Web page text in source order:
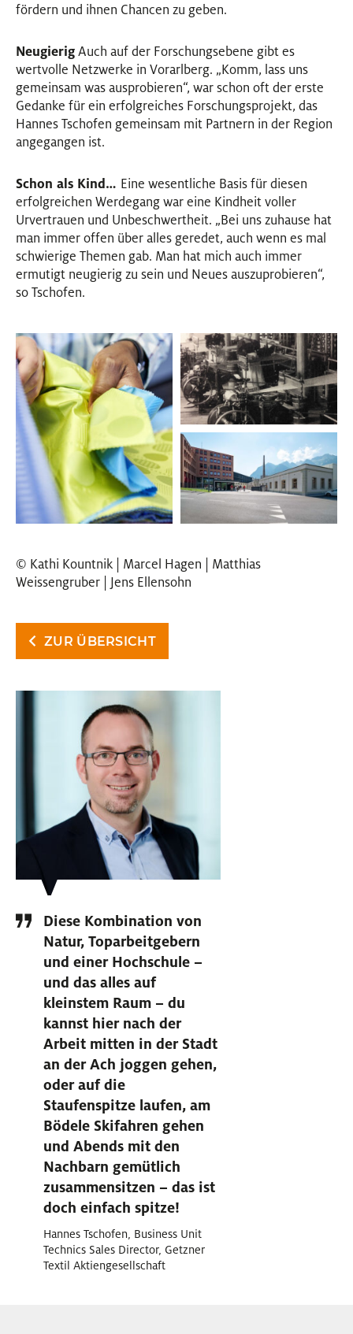
fördern und ihnen Chancen zu geben.
NeugierigAuch auf der Forschungsebene gibt es
wertvolle Netzwerke in Vorarlberg. „Komm, lass uns
gemeinsam was ausprobieren“, war schon oft der erste
Gedanke für ein erfolgreiches Forschungsprojekt, das
Hannes Tschofen gemeinsam mit Partnern in der Region
angegangen ist.
Schon als Kind… Eine wesentliche Basis für diesen
erfolgreichen Werdegang war eine Kindheit voller
Urvertrauen und Unbeschwertheit. „Bei uns zuhause hat
man immer offen über alles geredet, auch wenn es mal
schwierige Themen gab. Man hat mich auch immer
ermutigt neugierig zu sein und Neues auszuprobieren“,
so Tschofen.
© Kathi Kountnik | Marcel Hagen | Matthias
Weissengruber | Jens Ellensohn
ZUR ÜBERSICHT
Diese Kombination von
Natur, Toparbeitgebern
und einer Hochschule –
und das alles auf
kleinstem Raum – du
kannst hier nach der
Arbeit mitten in der Stadt
an der Ach joggen gehen,
oder auf die
Staufenspitze laufen, am
Bödele Skifahren gehen
und Abends mit den
Nachbarn gemütlich
zusammensitzen – das ist
doch einfach spitze!
Hannes Tschofen, Business Unit
Technics Sales Director, Getzner
Textil Aktiengesellschaft